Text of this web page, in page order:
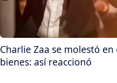
Charlie Zaa se molestó
bienes: así reaccionó